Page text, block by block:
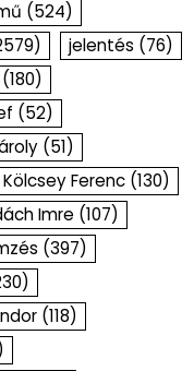
(524)
jelentés (76)
(180)
(52)
(51)
Kölcsey Ferenc (130)
Imre (107)
(397)
(118)